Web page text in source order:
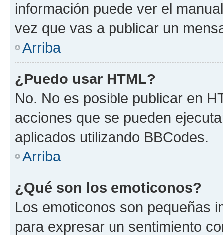
información puede ver el
vez que vas a publicar un
Arriba
¿Puedo usar HTML?
No. No es posible publicar en
acciones que se pueden
aplicados utilizando BBCodes.
Arriba
¿Qué son los emoticonos?
Los emoticonos son pequeñas
para expresar un sentimiento